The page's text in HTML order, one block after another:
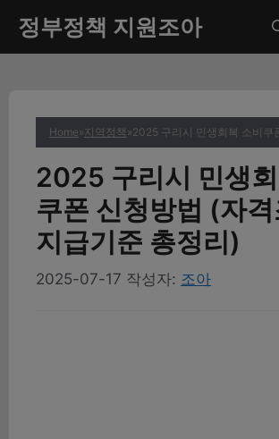
츠
정부정책 지원조아
Home»지역정책 »
2025 구리시 민생
쿠폰 신청방법 (자
지급기준 총정리)
2025-07-17 작성자: 조아